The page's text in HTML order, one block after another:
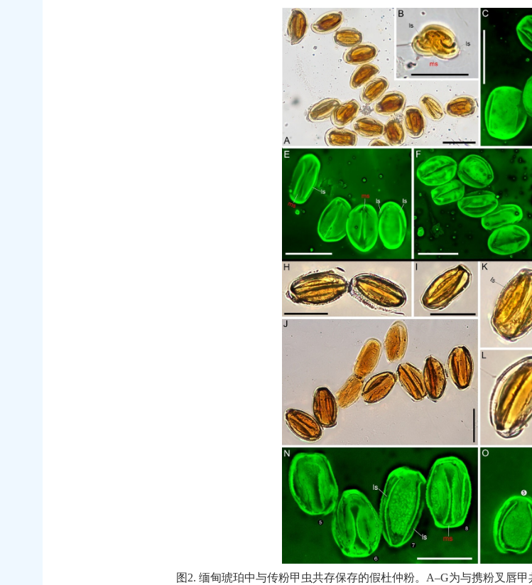
图 2. 缅甸琥珀中与传粉甲虫共存保存的假杜仲粉。 A‒G为与携粉叉唇甲